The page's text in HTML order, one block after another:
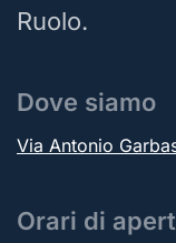
Ruolo.
Dove siamo
Via Antonio
Orari di